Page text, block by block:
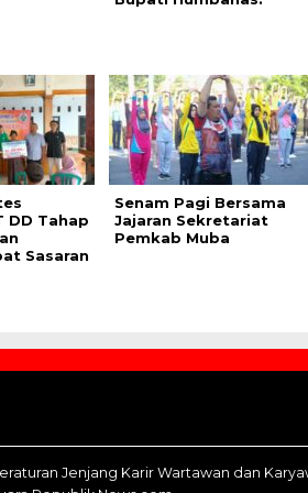
DD Tahap
Sasaran
Senam Pagi Bersama
Jajaran Sekretariat
Pemkab Muba
Jenjang Karir Wartawan dan